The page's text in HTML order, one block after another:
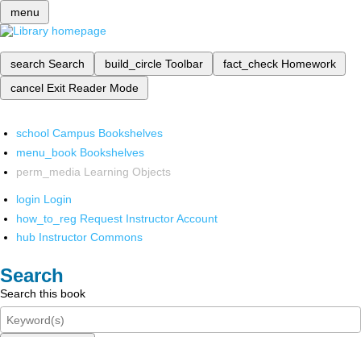
menu
search Search build_circle Toolbar fact_check Homework
cancel Exit Reader Mode
school Campus Bookshelves
menu_book Bookshelves
perm_media Learning Objects
login Login
how_to_reg Request Instructor Account
hub Instructor Commons
Search
Search this book